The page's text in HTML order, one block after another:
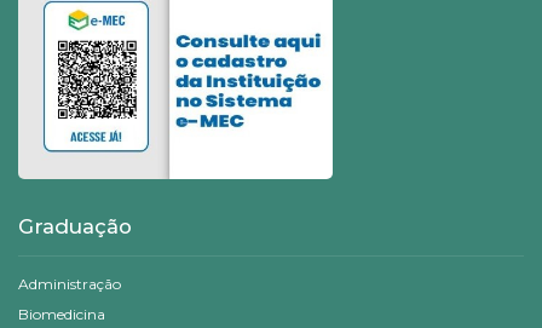
Graduação
Administração
Biomedicina